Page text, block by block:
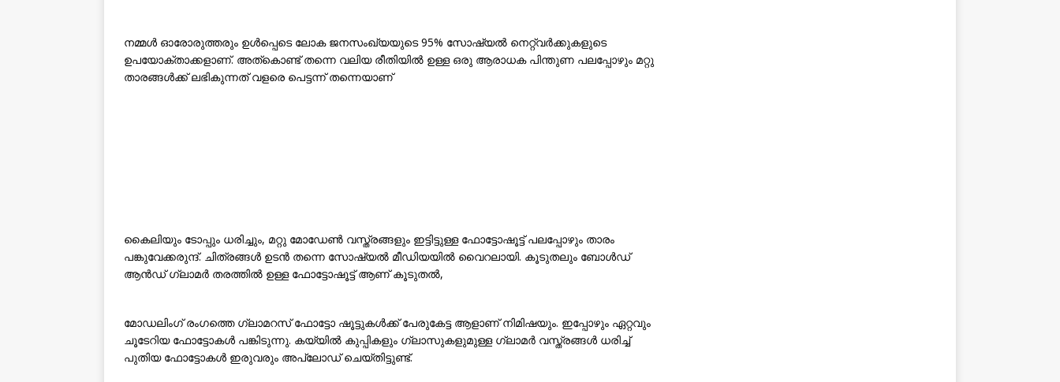
നമ്മൾ ഓരോരുത്തരും ഉൾപ്പെടെ ലോക ജനസംഖ്യയുടെ 95% സോഷ്യൽ നെറ്റ്‌വർക്കുകളുടെ
ഉപയോക്താക്കളാണ്. അത്കൊണ്ട് തന്നെ വലിയ രീതിയില്‍ ഉള്ള ഒരു ആരാധക പിന്തുണ പലപ്പോഴും മറ്റു
താരങ്ങള്‍ക്ക് ലഭികുന്നത് വളരെ പെട്ടന്ന് തന്നെയാണ്
കൈലിയും ടോപ്പും ധരിച്ചും, മറ്റു മോഡേണ്‍ വസ്ത്രങ്ങളും ഇട്ടിട്ടുള്ള ഫോട്ടോഷൂട്ട്‌ പലപ്പോഴും താരം
പങ്കുവേക്കരുന്ദ്. ചിത്രങ്ങൾ ഉടൻ തന്നെ സോഷ്യൽ മീഡിയയിൽ വൈറലായി. കൂടുതലും ബോള്‍ഡ്
ആന്‍ഡ്‌ ഗ്ലാമര്‍ തരത്തില്‍ ഉള്ള ഫോട്ടോഷൂട്ട്‌ ആണ് കൂടുതല്‍,
മോഡലിംഗ് രംഗത്തെ ഗ്ലാമറസ് ഫോട്ടോ ഷൂട്ടുകൾക്ക് പേരുകേട്ട ആളാണ്‌ നിമിഷയും. ഇപ്പോഴും ഏറ്റവും
ചൂടേറിയ ഫോട്ടോകൾ പങ്കിടുന്നു. കയ്യിൽ കുപ്പികളും ഗ്ലാസുകളുമുള്ള ഗ്ലാമർ വസ്ത്രങ്ങൾ ധരിച്ച്
പുതിയ ഫോട്ടോകൾ ഇരുവരും അപ്‌ലോഡ് ചെയ്തിട്ടുണ്ട്.